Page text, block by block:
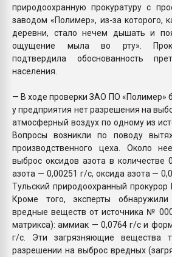
природоохранную прокуратуру с
заводом «Полимер», из-за которого,
деревни, стало нечем дышать и
ощущение мыла во рту».
подтвердила обоснованность
населения.
— В ходе проверки ЗАО ПО «Полимер»
у предприятия нет разрешения на
атмосферный воздух по одному из
Вопросы возникли по поводу
производственного цеха. Около
выброс оксидов азота в количестве
азота — 0,00251 г/с, оксида азота —
Тульский природоохранный
Кроме того, эксперты обнаружили
вредные веществ от источника №
матрикса): аммиак — 0,0764 г/с и
г/с. Эти загрязняющие вещества
разрешении на выброс вредных